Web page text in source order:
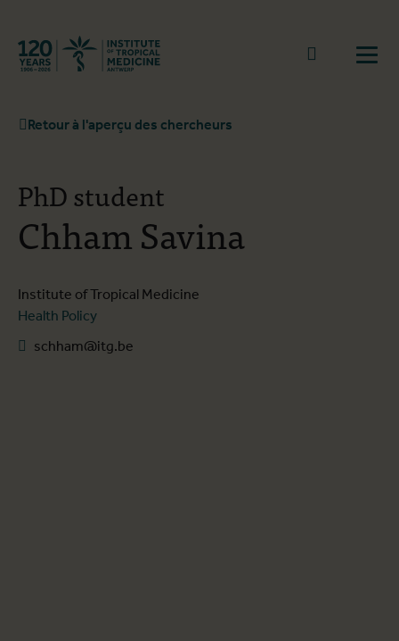
Retourner à la page d'accueil
go to
Retour à l'aperçu des chercheurs
Chham Savina
PhD student
Institute of Tropical Medicine
Health Policy
schham@itg.be